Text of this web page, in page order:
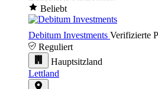
Beliebt
Debitum Investments Verifizierte
Reguliert
Hauptsitzland
Lettland